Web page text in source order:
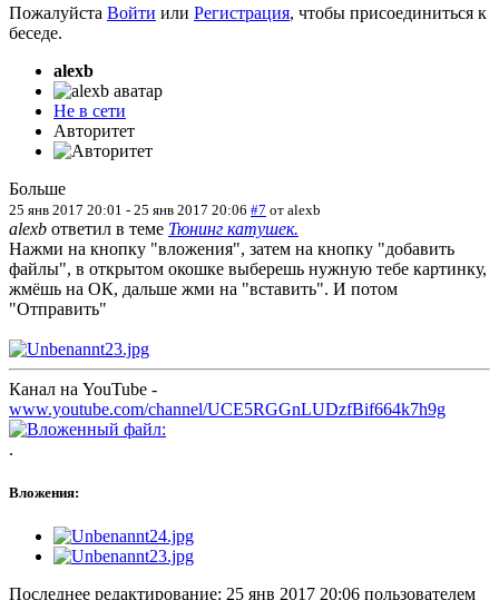
Пожалуйста Войти или Регистрация, чтобы присоединиться к
беседе.
alexb
Не в сети
Авторитет
Больше
25 янв 2017 20:01 - 25 янв 2017 20:06 #7 от alexb
alexb ответил в теме Тюнинг катушек.
Нажми на кнопку "вложения", затем на кнопку "добавить
файлы", в открытом окошке выберешь нужную тебе картинку,
жмёшь на ОК, дальше жми на "вставить". И потом
"Отправить"
Канал на YouTube -
www.youtube.com/channel/UCE5RGGnLUDzfBif664k7h9g
.
Вложения:
Последнее редактирование: 25 янв 2017 20:06 пользователем